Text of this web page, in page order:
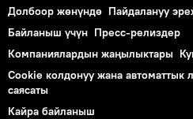
Долбоор жөнүндө Пайдалануу
Байланыш үчүн Пресс-релиздер
Компаниялардын жаңылыктары
Cookie колдонуу жана автоматтык
саясаты
Кайра байланыш